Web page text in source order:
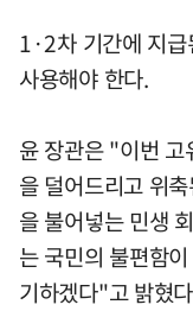
1·2차 기간에 지
사용해야 한다.
윤 장관은 "이번
을 덜어드리고 위
을 불어넣는 민생
는 국민의 불편함
기하겠다"고 밝혔